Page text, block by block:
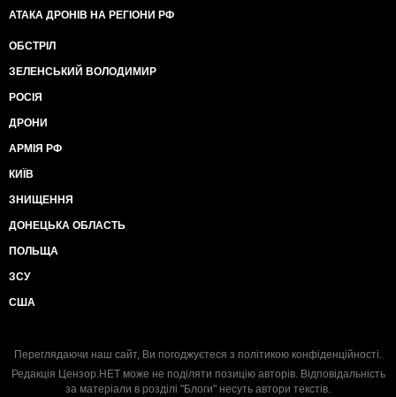
АТАКА ДРОНІВ НА РЕГІОНИ РФ
ОБСТРІЛ
ЗЕЛЕНСЬКИЙ ВОЛОДИМИР
РОСІЯ
ДРОНИ
АРМІЯ РФ
КИЇВ
ЗНИЩЕННЯ
ДОНЕЦЬКА ОБЛАСТЬ
ПОЛЬЩА
ЗСУ
США
Переглядаючи наш сайт, Ви погоджуєтеся з політикою конфіденційності.
Редакція Цензор.НЕТ може не поділяти позицію авторів. Відповідальність
за матеріали в розділі "Блоги" несуть автори текстів.